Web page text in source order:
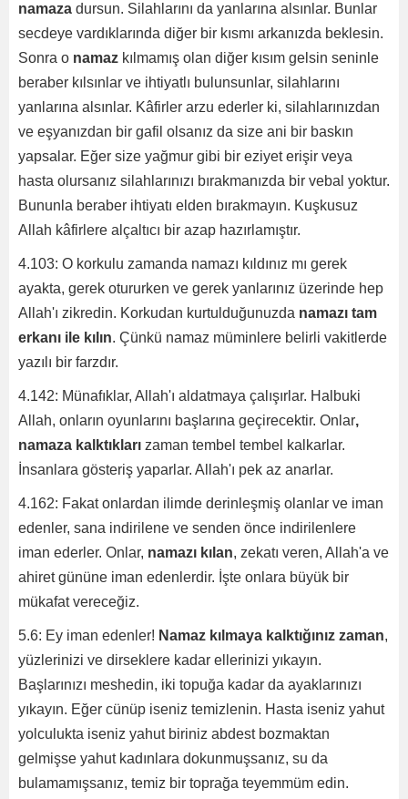
namaza dursun. Silahlarını da yanlarına alsınlar. Bunlar
secdeye vardıklarında diğer bir kısmı arkanızda beklesin.
Sonra o namaz kılmamış olan diğer kısım gelsin seninle
beraber kılsınlar ve ihtiyatlı bulunsunlar, silahlarını
yanlarına alsınlar. Kâfirler arzu ederler ki, silahlarınızdan
ve eşyanızdan bir gafil olsanız da size ani bir baskın
yapsalar. Eğer size yağmur gibi bir eziyet erişir veya
hasta olursanız silahlarınızı bırakmanızda bir vebal yoktur.
Bununla beraber ihtiyatı elden bırakmayın. Kuşkusuz
Allah kâfirlere alçaltıcı bir azap hazırlamıştır.
4.103: O korkulu zamanda namazı kıldınız mı gerek
ayakta, gerek otururken ve gerek yanlarınız üzerinde hep
Allah'ı zikredin. Korkudan kurtulduğunuzda namazı tam
erkanı ile kılın. Çünkü namaz müminlere belirli vakitlerde
yazılı bir farzdır.
4.142: Münafıklar, Allah'ı aldatmaya çalışırlar. Halbuki
Allah, onların oyunlarını başlarına geçirecektir. Onlar,
namaza kalktıkları zaman tembel tembel kalkarlar.
İnsanlara gösteriş yaparlar. Allah'ı pek az anarlar.
4.162: Fakat onlardan ilimde derinleşmiş olanlar ve iman
edenler, sana indirilene ve senden önce indirilenlere
iman ederler. Onlar, namazı kılan, zekatı veren, Allah'a ve
ahiret gününe iman edenlerdir. İşte onlara büyük bir
mükafat vereceğiz.
5.6: Ey iman edenler! Namaz kılmaya kalktığınız zaman,
yüzlerinizi ve dirseklere kadar ellerinizi yıkayın.
Başlarınızı meshedin, iki topuğa kadar da ayaklarınızı
yıkayın. Eğer cünüp iseniz temizlenin. Hasta iseniz yahut
yolculukta iseniz yahut biriniz abdest bozmaktan
gelmişse yahut kadınlara dokunmuşsanız, su da
bulamamışsanız, temiz bir toprağa teyemmüm edin.